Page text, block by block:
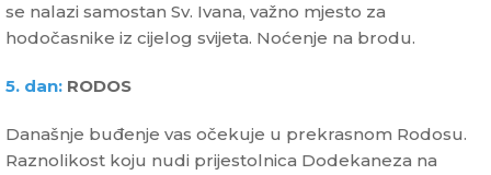
se nalazi samostan Sv. Ivana, važno mjesto za
hodočasnike iz cijelog svijeta. Noćenje na brodu.
5. dan: RODOS
Današnje buđenje vas očekuje u prekrasnom Rodosu.
Raznolikost koju nudi prijestolnica Dodekaneza na